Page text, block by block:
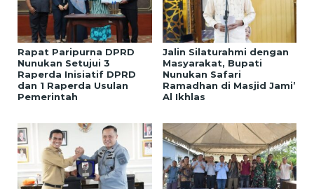
Rapat Paripurna DPRD
Nunukan Setujui 3
Raperda Inisiatif DPRD
dan 1 Raperda Usulan
Pemerintah
Jalin Silaturahmi dengan
Masyarakat, Bupati
Nunukan Safari
Ramadhan di Masjid Jami’
Al Ikhlas